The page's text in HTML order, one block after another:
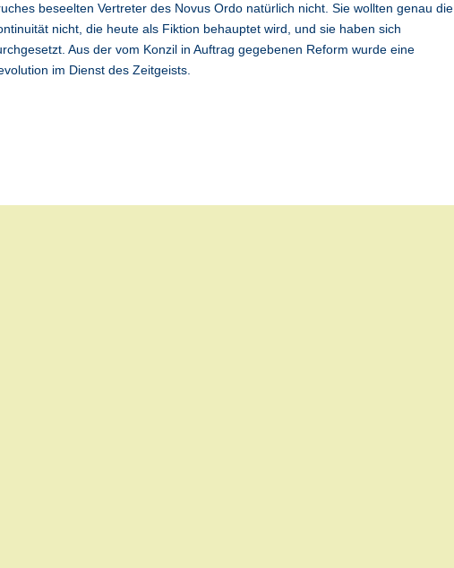
beseelten Vertreter des Novus Ordo natürlich nicht. Sie wollten genau die
nicht, die heute als Fiktion behauptet wird, und sie haben sich
Aus der vom Konzil in Auftrag gegebenen Reform wurde eine
im Dienst des Zeitgeists.